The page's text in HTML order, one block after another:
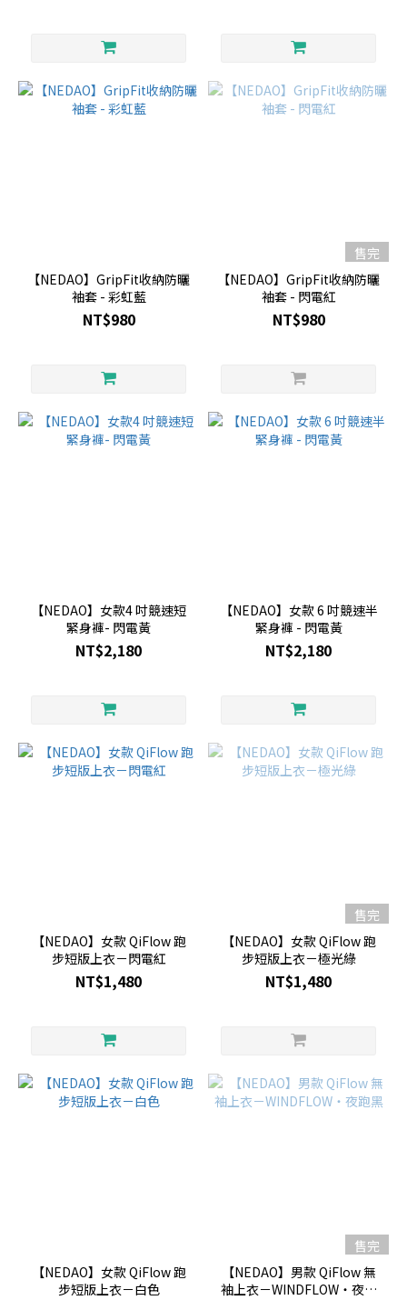
【NEDAO】GripFit收納防曬
袖套 - 彩虹藍
NT$980
售完
【NEDAO】GripFit收納防曬
袖套 - 閃電紅
NT$980
【NEDAO】女款4 吋競速短
緊身褲- 閃電黃
NT$2,180
【NEDAO】女款 6 吋競速半
緊身褲 - 閃電黃
NT$2,180
【NEDAO】女款 QiFlow 跑
步短版上衣－閃電紅
NT$1,480
售完
【NEDAO】女款 QiFlow 跑
步短版上衣－極光綠
NT$1,480
【NEDAO】女款 QiFlow 跑
步短版上衣－白色
售完
【NEDAO】男款 QiFlow 無
袖上衣－WINDFLOW・夜跑